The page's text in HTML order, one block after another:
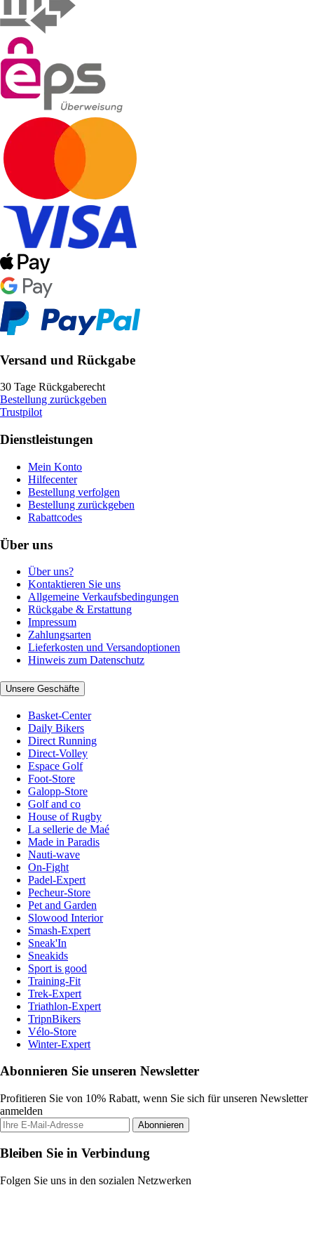
Versand und Rückgabe
30 Tage Rückgaberecht
Bestellung zurückgeben
Trustpilot
Dienstleistungen
Mein Konto
Hilfecenter
Bestellung verfolgen
Bestellung zurückgeben
Rabattcodes
Über uns
Über uns?
Kontaktieren Sie uns
Allgemeine Verkaufsbedingungen
Rückgabe & Erstattung
Impressum
Zahlungsarten
Lieferkosten und Versandoptionen
Hinweis zum Datenschutz
Unsere Geschäfte
Basket-Center
Daily Bikers
Direct Running
Direct-Volley
Espace Golf
Foot-Store
Galopp-Store
Golf and co
House of Rugby
La sellerie de Maé
Made in Paradis
Nauti-wave
On-Fight
Padel-Expert
Pecheur-Store
Pet and Garden
Slowood Interior
Smash-Expert
Sneak'In
Sneakids
Sport is good
Training-Fit
Trek-Expert
Triathlon-Expert
TripnBikers
Vélo-Store
Winter-Expert
Abonnieren Sie unseren Newsletter
Profitieren Sie von 10% Rabatt, wenn Sie sich für unseren Newsletter
anmelden
Abonnieren
Bleiben Sie in Verbindung
Folgen Sie uns in den sozialen Netzwerken